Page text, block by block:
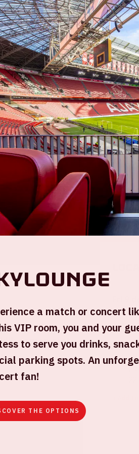
Accessibility Reachability In
ABOUT US
|
van het
samen met
naar de
a match or concert
VIP room, you and your
to serve you drinks,
parking spots. An
fan!
THE OPTIONS